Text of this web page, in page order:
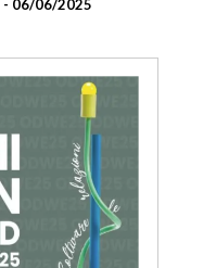
- 06/06/2025